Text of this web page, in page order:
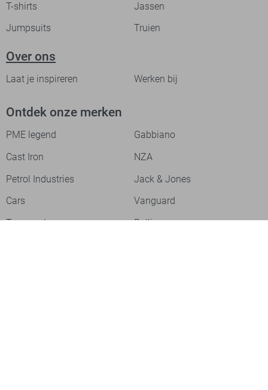
T-shirts
Jassen
Jumpsuits
Truien
Over ons
Laat je inspireren Werken bij
Ontdek onze merken
PME legend
Gabbiano
Cast Iron
NZA
Petrol Industries
Jack & Jones
Cars
Vanguard
Tommy Jeans
Ballin